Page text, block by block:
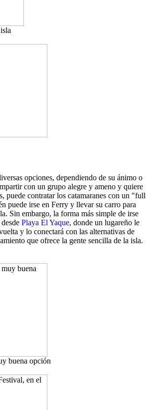
opciones, dependiendo de su ánimo o
con un grupo alegre y ameno y quiere
puede contratar los catamaranes con un "full
puede irse en Ferry y llevar su carro para
Sin embargo, la forma más simple de irse
Playa El Yaque, donde un lugareño le
y lo conectará con las alternativas de
que ofrece la gente sencilla de la isla.
buena opción